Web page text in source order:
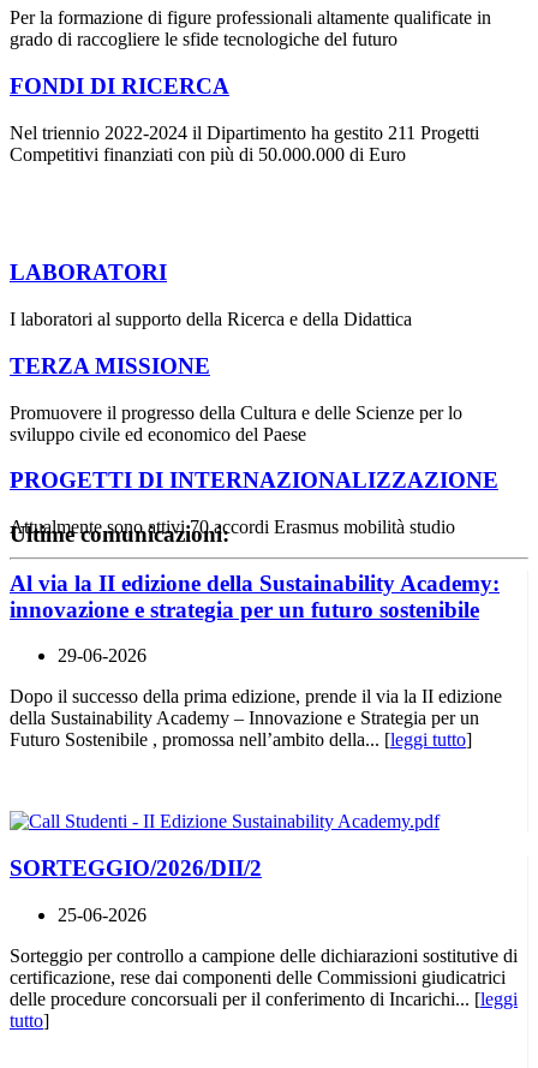
Per la formazione di figure professionali altamente qualificate in
grado di raccogliere le sfide tecnologiche del futuro
FONDI DI RICERCA
Nel triennio 2022-2024 il Dipartimento ha gestito 211 Progetti
Competitivi finanziati con più di 50.000.000 di Euro
LABORATORI
I laboratori al supporto della Ricerca e della Didattica
TERZA MISSIONE
Promuovere il progresso della Cultura e delle Scienze per lo
sviluppo civile ed economico del Paese
PROGETTI DI INTERNAZIONALIZZAZIONE
Attualmente sono attivi 70 accordi Erasmus mobilità studio
Ultime comunicazioni:
Al via la II edizione della Sustainability Academy:
innovazione e strategia per un futuro sostenibile
29-06-2026
Dopo il successo della prima edizione, prende il via la II edizione
della Sustainability Academy – Innovazione e Strategia per un
Futuro Sostenibile , promossa nell’ambito della... [leggi tutto]
SORTEGGIO/2026/DII/2
25-06-2026
Sorteggio per controllo a campione delle dichiarazioni sostitutive di
certificazione, rese dai componenti delle Commissioni giudicatrici
delle procedure concorsuali per il conferimento di Incarichi... [leggi
tutto]